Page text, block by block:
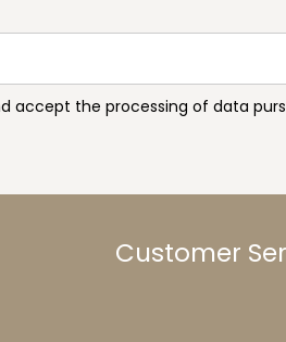
the processing of data
Customer